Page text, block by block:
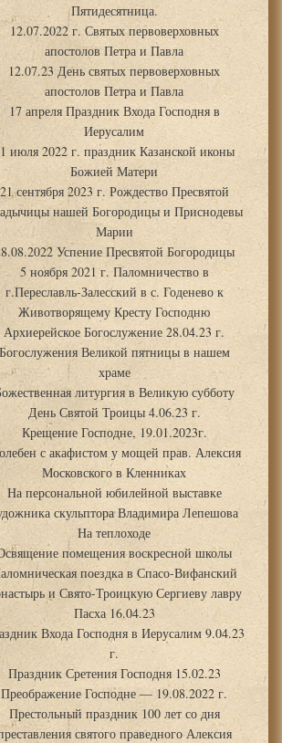
Пятидесятница.
12.07.2022 г. Святых первоверховных
апостолов Петра и Павла
12.07.23 День святых первоверховных
апостолов Петра и Павла
17 апреля Праздник Входа Господня в
Иерусалим
июля 2022 г. праздник Казанской иконы
Божией Матери
21 сентября 2023 г. Рождество Пресвятой
нашей Богородицы и Приснодевы
Марии
Успение Пресвятой Богородицы
5 ноября 2021 г. Паломничество в
г.Переславль-Залесский в с. Годенево к
Животворящему Кресту Господню
Архиерейское Богослужение 28.04.23 г.
Богослужения Великой пятницы в нашем
храме
литургия в Великую субботу
День Святой Троицы 4.06.23 г.
Крещение Господне, 19.01.2023г.
с акафистом у мощей прав. Алексия
Московского в Кленниках
На персональной юбилейной выставке
скульптора Владимира Лепешова
На теплоходе
помещения воскресной школы
поездка в Спасо-Вифанский
и Свято-Троицкую Сергиеву лавру
Пасха 16.04.23
Входа Господня в Иерусалим 9.04.23
г.
Праздник Сретения Господня 15.02.23
Преображение Господне — 19.08.2022 г.
Престольный праздник 100 лет со дня
святого праведного Алексия